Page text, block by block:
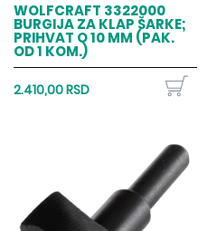
WOLFCRAFT 3322000
BURGIJA ZA KLAP ŠARKE;
PRIHVAT O 10 MM (PAK.
OD 1 KOM.)
2.410,00 RSD